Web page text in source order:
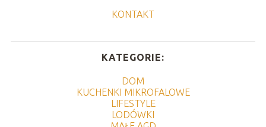
KONTAKT
KATEGORIE:
DOM
KUCHENKI MIKROFALOWE
LIFESTYLE
LODÓWKI